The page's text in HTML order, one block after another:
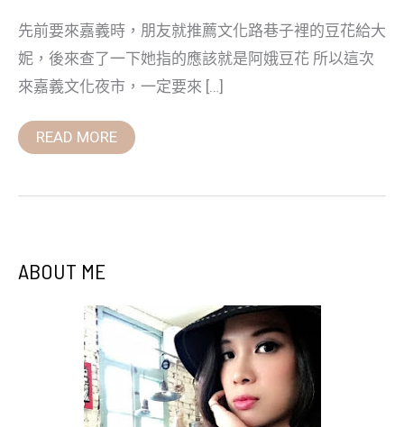
先前要來嘉義時，朋友就推薦文化路巷子裡的豆花給大
妮，後來查了一下她指的應該就是阿娥豆花 所以這次
來嘉義文化夜市，一定要來 […]
漿
豆
花
READ MORE
ABOUT ME